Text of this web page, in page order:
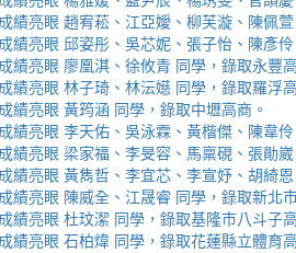
績亮眼 趙宥菘、江亞嬡、柳芙漩、陳佩
績亮眼 邱姿彤、吳芯妮、張子怡、陳彥
績亮眼 廖凰淇、徐攸青 同學，錄取永豐
績亮眼 林子琦、林沄嬨 同學，錄取羅浮
績亮眼 黃筠涵 同學，錄取中壢高商。
績亮眼 李天佑、吳泳霖、黃楷傑、陳韋
績亮眼 梁家福、李旻容、馬稟硯、張勛
績亮眼 黃雋哲、李宜芯、李宣妤、胡綺
績亮眼 陳威全、江晟睿 同學，錄取新北
績亮眼 杜玟潔 同學，錄取基隆市八斗子
績亮眼 石柏煒 同學，錄取花蓮縣立體育